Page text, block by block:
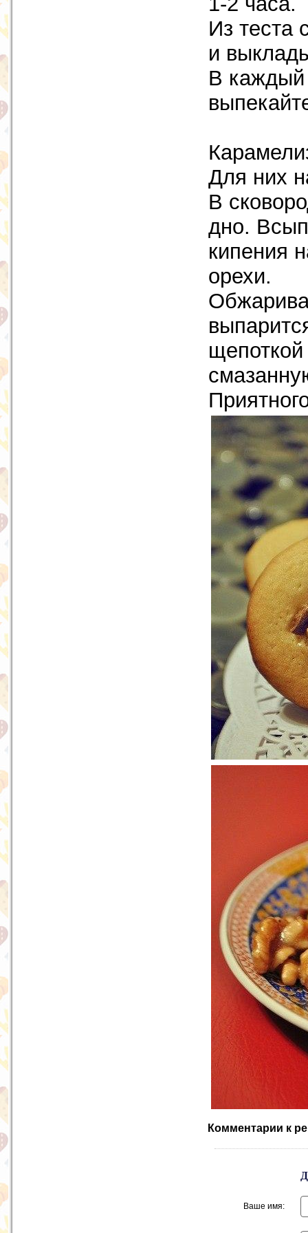
Из теста
и
В каждый
Для них
В
дно.
кипения
орехи.
Комментарии к
Ваше имя: